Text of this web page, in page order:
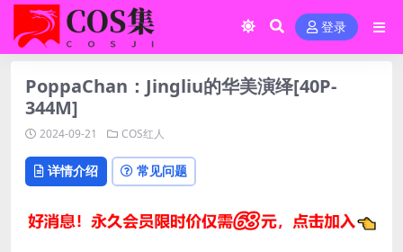
登录
PoppaChan：Jingliu的华美演绎[40P-
344M]
2024-09-21 COS红人
详情介绍 常见问题